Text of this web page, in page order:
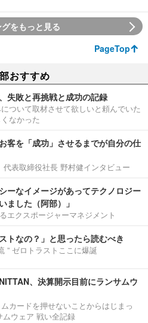
をもっと見る
PageTop
おすすめ
失敗と再挑戦と成功の記録
ついて取材させて欲しいと頼んでいた
なかった
客を「成功」させるまでが自分の仕
代表取締役社長 野村健インタビュー
ーなイメージがあってテクノロジー
ました（阿部）」
エクスポージャーマネジメント
トなの？」と思ったら読むべき
” ゼロトラストここに爆誕
、決算開示目前にランサムウ
カードを押せないことからはじまっ
ウェア 戦い全記録